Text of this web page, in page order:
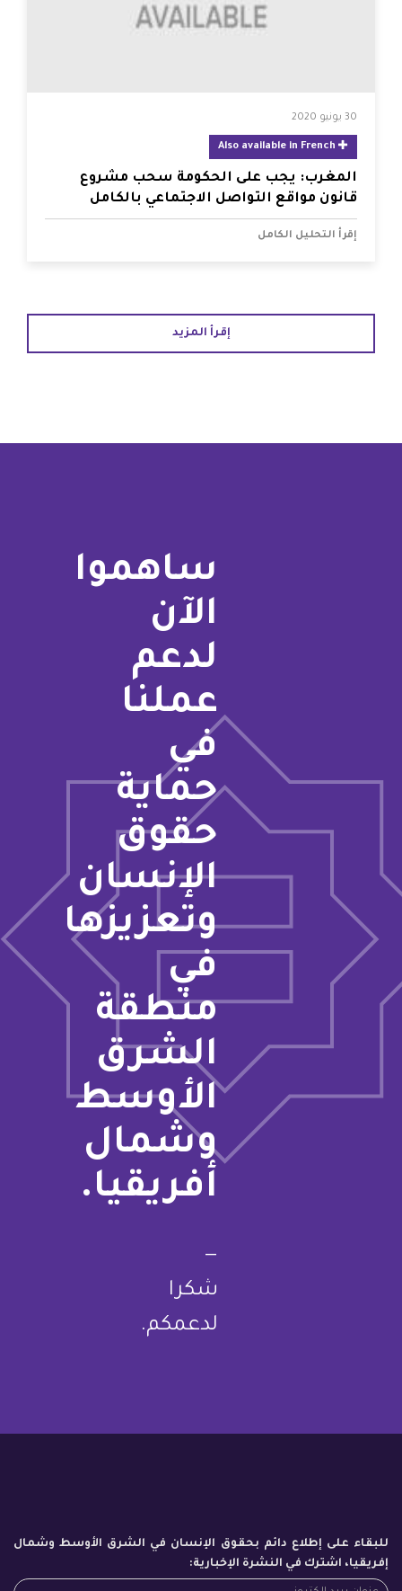
30 يونيو 2020
المغرب: يجب على الحكومة سحب مشروع
قانون مواقع التواصل الاجتماعي بالكامل
إقرأ التحليل الكامل
إقرأ المزيد
ساهموا
الآن
لدعم
عملنا
في
حماية
حقوق
الإنسان
وتعزيزها
في
منطقة
الشرق
الأوسط
وشمال
أفريقيا.
—
شكرا
لدعمكم.
للبقاء على إطلاع دائم بحقوق الإنسان في الشرق الأوسط وشمال
إفريقيا، اشترك في النشرة الإخبارية: